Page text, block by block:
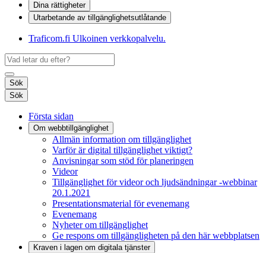
Dina rättigheter
Utarbetande av tillgänglighets­utlåtande
Traficom.fi Ulkoinen verkkopalvelu.
Sök
Sök
Första sidan
Om webbtillgänglighet
Allmän information om tillgänglighet
Varför är digital tillgänglighet viktigt?
Anvisningar som stöd för planeringen
Videor
Tillgänglighet för videor och ljudsändningar -webbinar
20.1.2021
Presentationsmaterial för evenemang
Evenemang
Nyheter om tillgänglighet
Ge respons om tillgängligheten på den här webbplatsen
Kraven i lagen om digitala tjänster